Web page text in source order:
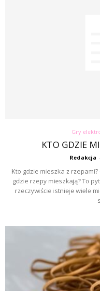
Gry
KTO GDZIE
Redakcja -
Kto gdzie mieszka z
gdzie rzepy mieszkają? To
rzeczywiście istnieje wiele